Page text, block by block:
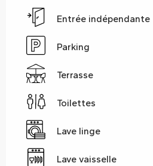
Entrée indépendante
Parking
Terrasse
Toilettes
Lave linge
Lave vaisselle